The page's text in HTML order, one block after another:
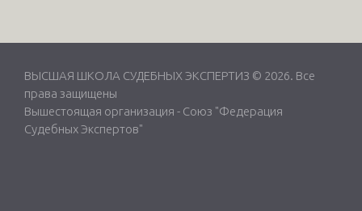
ВЫСШАЯ ШКОЛА СУДЕБНЫХ ЭКСПЕРТИЗ © 2026. Все
права защищены
Вышестоящая организация - Союз "Федерация
Судебных Экспертов"